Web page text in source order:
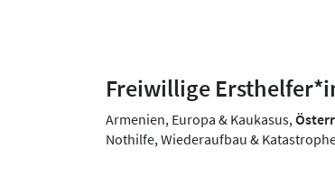
Freiwillige
Armenien, Europa & Kaukasus,
Nothilfe, Wiederaufbau &